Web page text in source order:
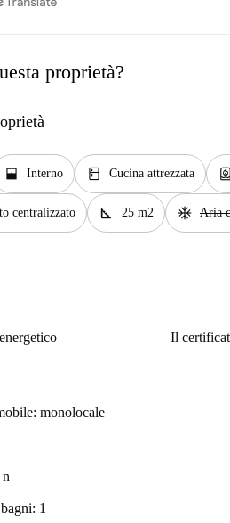
proprietà?
window_open Interno kitchen Cucina attrezzata water_heater
centralizzato square_foot 25 m2 ac_unit Aria
Il
monolocale
1